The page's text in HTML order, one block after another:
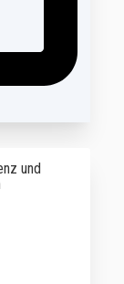
und